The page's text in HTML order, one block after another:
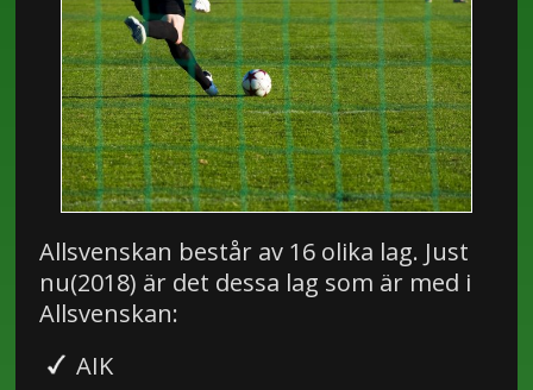
Allsvenskan består av 16 olika lag. Just
nu(2018) är det dessa lag som är med i
Allsvenskan:
AIK